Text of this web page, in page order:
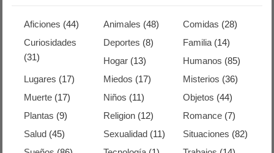
Aficiones (44) Animales (48) Comidas (28)
Curiosidades
(31)
Deportes (8) Familia(14)
Hogar (13) Humanos (85)
Lugares (17) Miedos (17) Misterios (36)
Muerte (17) Niños (11) Objetos (44)
Plantas (9) Religion (12) Romance(7)
Salud (45) Sexualidad (11) Situaciones (82)